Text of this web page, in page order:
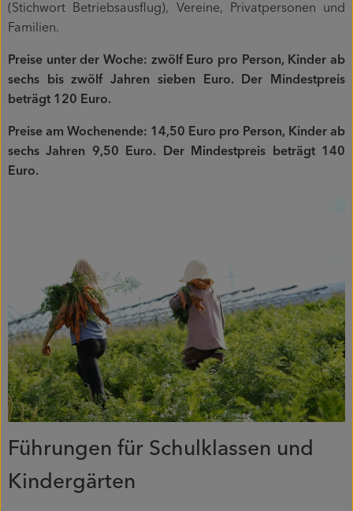
(Stichwort Betriebsausflug), Vereine, Privatpersonen und
Familien.
Preise unter der Woche: zwölf Euro pro Person, Kinder ab
sechs bis zwölf Jahren sieben Euro. Der Mindestpreis
beträgt 120 Euro.
Preise am Wochenende: 14,50 Euro pro Person, Kinder ab
sechs Jahren 9,50 Euro. Der Mindestpreis beträgt 140
Euro.
Führungen für Schulklassen und
Kindergärten